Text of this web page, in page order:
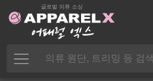
글로벌 의류 소싱